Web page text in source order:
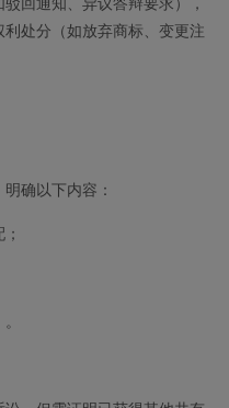
处分（如放弃商标、变更注
确以下内容：